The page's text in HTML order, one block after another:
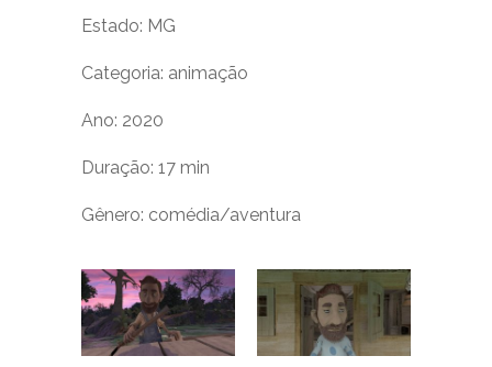
Estado: MG
Categoria: animação
Ano: 2020
Duração: 17 min
Gênero: comédia/aventura